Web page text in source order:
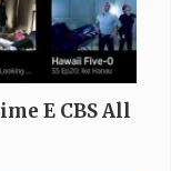
E CBS All